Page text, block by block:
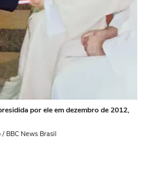
por ele em dezembro de 2012,
BBC News Brasil